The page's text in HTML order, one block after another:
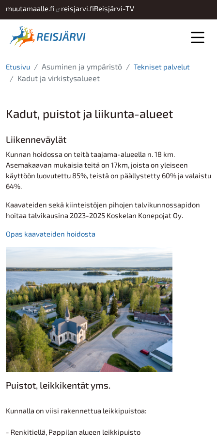
Hyppää pääsisältöön
muutamaalle.fi reisjarvi.fiReisjärvi-TV
Etusivu Asuminen ja ympäristö Tekniset palvelut
Kadut ja virkistysalueet
Kadut, puistot ja liikunta-alueet
Liikenneväylät
Kunnan hoidossa on teitä taajama-alueella n. 18 km.
Asemakaavan mukaisia teitä on 17km, joista on yleiseen
käyttöön luovutettu 85%, teistä on päällystetty 60% ja valaistu
64%.
Kaavateiden sekä kiinteistöjen pihojen talvikunnossapidon
hoitaa talvikausina 2023-2025 Koskelan Konepojat Oy.
Opas kaavateiden hoidosta
Puistot, leikkikentät yms.
Kunnalla on viisi rakennettua leikkipuistoa:
- Renkitiellä, Pappilan alueen leikkipuisto